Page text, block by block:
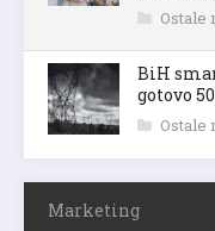
Ostale
BiH
gotovo
Ostale
Marketing